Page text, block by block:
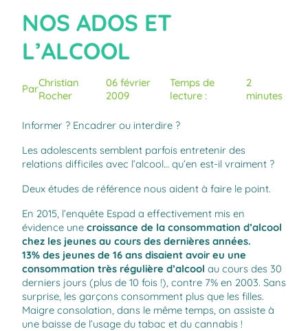
NOS ADOS ET
L’ALCOOL
ParChristian
Rocher
06 février
2009
Temps de
lecture :
2
minutes
Informer ? Encadrer ou interdire ?
Les adolescents semblent parfois entretenir des
relations difficiles avec l’alcool… qu’en est-il vraiment ?
Deux études de référence nous aident à faire le point.
En 2015, l’enquête Espad a effectivement mis en
évidence une croissance de la consommation d’alcool
chez les jeunes au cours des dernières années.
13% des jeunes de 16 ans disaient avoir eu une
consommation très régulière d’alcool au cours des 30
derniers jours (plus de 10 fois !), contre 7% en 2003. Sans
surprise, les garçons consomment plus que les filles.
Maigre consolation, dans le même temps, on assiste à
une baisse de l’usage du tabac et du cannabis !